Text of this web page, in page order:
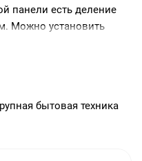
панели есть деление
Можно установить
готовки.В центре
лампочка. Она
градусов.бытовая техника